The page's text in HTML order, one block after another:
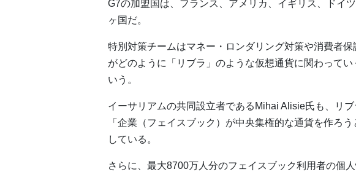
G7の加盟国は、フランス、アメリカ、イギリス、ドイ
ヶ国だ。
特別対策チームはマネー・ロンダリング対策や消費者
がどのように「リブラ」のような仮想通貨に関わって
いう。
イーサリアムの共同設立者であるMihai Alisie氏も、リブ
「企業（フェイスブック）が中央集権的な通貨を作ろ
している。
さらに、最大8700万人分のフェイスブック利用者の個